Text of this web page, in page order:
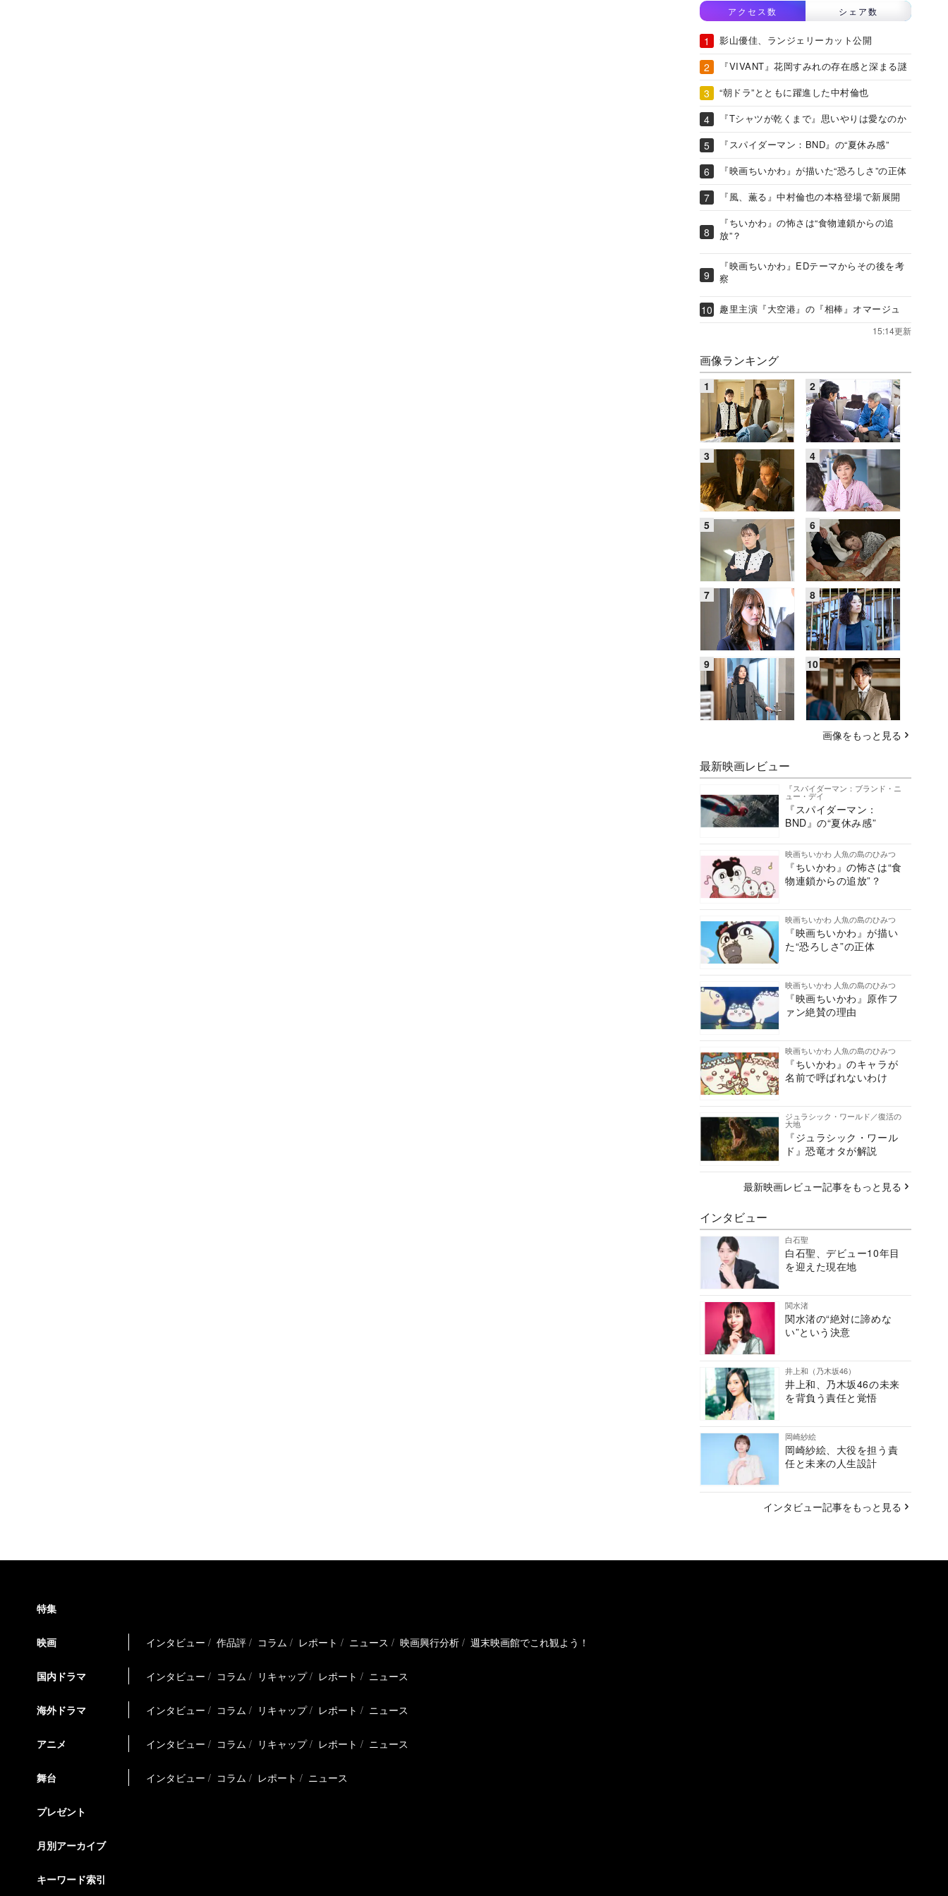
アクセス数 シェア数
影山優佳、ランジェリーカット公開
『VIVANT』花岡すみれの存在感と深まる謎
“朝ドラ”とともに躍進した中村倫也
『Tシャツが乾くまで』思いやりは愛なのか
『スパイダーマン：BND』の“夏休み感”
『映画ちいかわ』が描いた“恐ろしさ”の正体
『風、薫る』中村倫也の本格登場で新展開
『ちいかわ』の怖さは“食物連鎖からの追
放”？
『映画ちいかわ』EDテーマからその後を考
察
趣里主演『大空港』の『相棒』オマージュ
15:14更新
画像ランキング
画像をもっと見る
最新映画レビュー
『スパイダーマン：ブランド・ニ
ュー・デイ
『スパイダーマン：
BND』の“夏休み感”
映画ちいかわ 人魚の島のひみつ
『ちいかわ』の怖さは“食
物連鎖からの追放”？
映画ちいかわ 人魚の島のひみつ
『映画ちいかわ』が描い
た“恐ろしさ”の正体
映画ちいかわ 人魚の島のひみつ
『映画ちいかわ』原作フ
ァン絶賛の理由
映画ちいかわ 人魚の島のひみつ
『ちいかわ』のキャラが
名前で呼ばれないわけ
ジュラシック・ワールド／復活の
大地
『ジュラシック・ワール
ド』恐竜オタが解説
最新映画レビュー記事をもっと見る
インタビュー
白石聖
白石聖、デビュー10年目
を迎えた現在地
関水渚
関水渚の“絶対に諦めな
い”という決意
井上和（乃木坂46）
井上和、乃木坂46の未来
を背負う責任と覚悟
岡崎紗絵
岡崎紗絵、大役を担う責
任と未来の人生設計
インタビュー記事をもっと見る
特集
映画 インタビュー 作品評 コラム レポート ニュース 映画興行分析 週末映画館でこれ観よう！
国内ドラマ インタビュー コラム リキャップ レポート ニュース
海外ドラマ インタビュー コラム リキャップ レポート ニュース
アニメ インタビュー コラム リキャップ レポート ニュース
舞台 インタビュー コラム レポート ニュース
プレゼント
月別アーカイブ
キーワード索引